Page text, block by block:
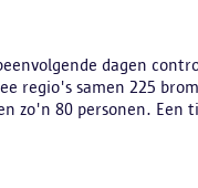
dagen
regio's samen 225
zo'n 80 personen. Een
Daarnaast arresteerde